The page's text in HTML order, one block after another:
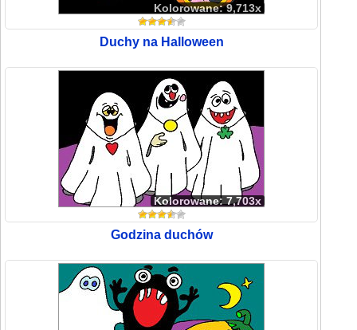
Kolorowane: 9,713x
Duchy na Halloween
Kolorowane: 7,703x
Godzina duchów